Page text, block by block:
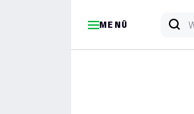
MENÜ